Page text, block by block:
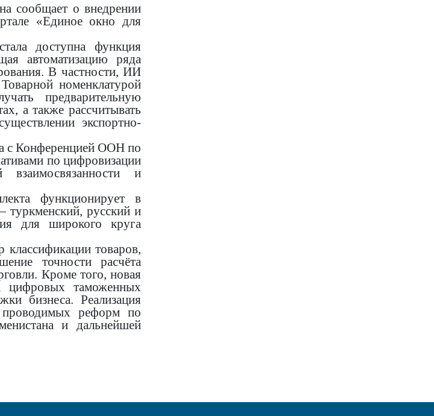
сообщает о внедрении
«Единое окно для
доступна функция
автоматизацию ряда
В частности, ИИ
номенклатурой
предварительную
а также рассчитывать
экспортно-
с Конференцией ООН по
по цифровизации
взаимосвязанности и
функционирует в
туркменский, русский и
для широкого круга
товаров,
точности расчёта
Кроме того, новая
цифровых таможенных
бизнеса. Реализация
реформ по
и дальнейшей